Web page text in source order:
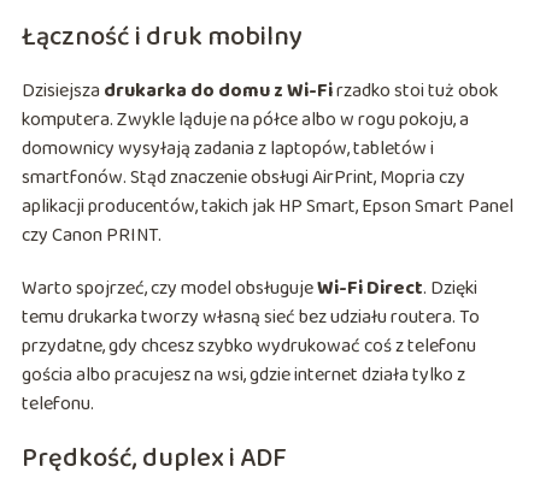
Łączność i druk mobilny
Dzisiejsza drukarka do domu z Wi-Firzadko stoi tuż obok
komputera. Zwykle ląduje na półce albo w rogu pokoju, a
domownicy wysyłają zadania z laptopów, tabletów i
smartfonów. Stąd znaczenie obsługi AirPrint, Mopria czy
aplikacji producentów, takich jak HP Smart, Epson Smart Panel
czy Canon PRINT.
Warto spojrzeć, czy model obsługujeWi-Fi Direct. Dzięki
temu drukarka tworzy własną sieć bez udziału routera. To
przydatne, gdy chcesz szybko wydrukować coś z telefonu
gościa albo pracujesz na wsi, gdzie internet działa tylko z
telefonu.
Prędkość, duplex i ADF